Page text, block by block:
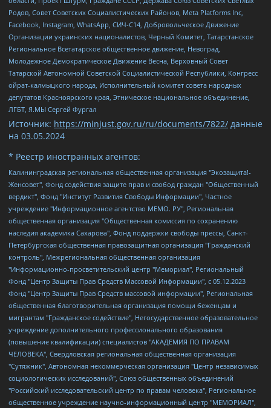
Родов, Совет Советских Социалистических Районов, Meta Platforms Inc,
Facebook, Instagram, WhatsApp, СИЧ-С14, Добровольческое Движение
Организации украинских националистов, Черный Комитет, Татарстанское
Региональное Всетатарское общественное движение, Невоград,
Молодежное Демократическое Движение Весна, Верховный Совет
Татарской Автономной Советской Социалистической Республики, Конгресс
ойрат-калмыцкого народа, Исполнительный комитет совета народных
депутатов Красноярского края, Этническое национальное объединение,
ЛГБТ, Я.МЫ Сергей Фургал
Источник: https://minjust.gov.ru/ru/documents/7822/ данные
на 03.05.2024
* Реестр иностранных агентов:
Калининградская региональная общественная организация "Экозащита!-Женсовет", Фонд содействия защите прав и свобод граждан "Общественный вердикт", Фонд "Институт Развития Свободы Информации", Частное учреждение "Информационное агентство МЕМО. РУ", Региональная общественная организация "Общественная комиссия по сохранению наследия академика Сахарова", Фонд поддержки свободы прессы, Санкт-Петербургская общественная правозащитная организация "Гражданский контроль", Межрегиональная общественная организация "Информационно-просветительский центр "Мемориал", Региональный Фонд "Центр Защиты Прав Средств Массовой Информации", с 05.12.2023 Фонд "Центр Защиты Прав Средств массовой информации", Региональная общественная благотворительная организация помощи беженцам и мигрантам "Гражданское содействие", Негосударственное образовательное учреждение дополнительного профессионального образования (повышение квалификации) специалистов "АКАДЕМИЯ ПО ПРАВАМ ЧЕЛОВЕКА", Свердловская региональная общественная организация "Сутяжник", Автономная некоммерческая организация "Центр независимых социологических исследований", Союз общественных объединений "Российский исследовательский центр по правам человека", Региональное общественное учреждение научно-информационный центр "МЕМОРИАЛ", Некоммерческая организация "Фонд защиты гласности", Автономная некоммерческая организация "Институт прав человека", Городская общественная организация "Екатеринбургское общество "МЕМОРИАЛ", Городская общественная организация "Рязанское историко-просветительское и правозащитное общество "Мемориал" (Рязанский Мемориал), Челябинский региональный орган общественной самодеятельности – женское общественное объединение "Женщины Евразии", Челябинский региональный орган общественной самодеятельности "Уральская правозащитная группа", Фонд содействия защите здоровья и социальной справедливости имени Андрея Рылькова, Автономная Некоммерческая Организация "Аналитический Центр Юрия Левады", Автономная некоммерческая организация социальной поддержки населения "Проект Апрель", Региональная общественная организация помощи женщинам и детям, находящимся в кризисной ситуации "Информационно-методический центр "Анна", Фонд содействия развитию массовых коммуникаций и правовому просвещению "Так-так-Так", Фонд содействия устойчивому развитию "Серебряная тайга", Свердловский региональный общественный фонд социальных проектов "Новое время", "Idel.Реалии", Кавказ.Реалии, Крым.Реалии, Телеканал Настоящее Время, Татаро-башкирская служба Радио Свобода (Azatliq Radiosi), Радио Свободная Европа/Радио Свобода (PCE/PC), "Сибирь.Реалии", "Фактограф", Благотворительный фонд помощи осужденным и их семьям, Автономная некоммерческая организация "Институт глобализации и социальных движений", Фонд "В защиту прав заключенных", Частное учреждение "Центр поддержки и содействия развитию средств массовой информации", Пензенский региональный общественный благотворительный фонд "Гражданский союз", "Север.Реалии", Некоммерческая организация Фонд "Правовая инициатива", Общество с ограниченной ответственностью "Радио Свободная Европа/Радио Свобода", Чешское информационное агентство "MEDIUM-ORIENT", Красноярская региональная общественная организация "Мы против СПИДа", Камалягин Денис Николаевич, Маркелов Сергей Евгеньевич, Пономарев Лев Александрович, Савицкая Людмила Алексеевна, Автономная некоммерческая организация "Центр по работе с проблемой насилия "НАСИЛИЮ.НЕТ", Межрегиональный профессиональный союз работников здравоохранения "Альянс врачей", Юридическое лицо, зарегистрированное в Латвийской Республике, SIA "Medusa Project" (регистрационный номер 40103797863, дата регистрации 10.06.2014), Некоммерческая организация "Фонд по борьбе с коррупцией", Автономная некоммерческая организация "Институт права и публичной политики", Баданин Роман Сергеевич, Гликин Максим Александрович, Железнова Мария Михайловна, Лукьянова Юлия Сергеевна, Маетная Елизавета Витальевна, Маняхин Петр Борисович, Чуракова Ольга Владимировна, Ярош Юлия Петровна, Юридическое лицо "The Insider SIA", зарегистрированное в Риге, Латвийская Республика (дата регистрации 26.06.2015), являющееся администратором доменного имени интернет-издания "The Insider SIA", https://theins.ru, Постернак Алексей Евгеньевич, Рубин Михаил Аркадьевич, Анин Роман Александрович, Юридическое лицо Istories fonds, зарегистрированное в Латвийской Республике (регистрационный номер 50008295751, дата регистрации 24.02.2020), Великовский Дмитрий Александрович, Долинина Ирина Николаевна, Мароховская Алеся Алексеевна, Шлейнов Роман Юрьевич, Шмагун Олеся Валентиновна, Общество с ограниченной ответственностью "Альтаир 2021", Общество с ограниченной ответственностью "Вега 2021", Общество с ограниченной ответственностью "Главный редактор 2021", Общество с ограниченной ответственностью "Ромашки монолит", Важенков Артем Валерьевич, Ивановская областная общественная организация "Центр гендерных исследований", Гурман Юрий Альбертович, Медиапроект "ОВД-Инфо", Егоров Владимир Владимирович, Жилинский Владимир Александрович, Общество с ограниченной ответственностью "ЗП", Иванова София Юрьевна, Карезина Инна Павловна, Кильтау Екатерина Викторовна, Петров Алексей Викторович, Пискунов Сергей Евгеньевич, Смирнов Сергей Сергеевич, Тихонов Михаил Сергеевич, Общество с ограниченной ответственностью "ЖУРНАЛИСТ-ИНОСТРАННЫЙ АГЕНТ", Арапова Галина Юрьевна, Вольтская Татьяна Анатольевна, Американская компания "Mason G.E.S. Anonymous Foundation" (США), являющаяся владельцем интернет-издания https://mnews.world/, Компания "Stichting Bellingcat", зарегистрированная в Нидерландах (дата регистрации 11.07.2018), Захаров Андрей Вячеславович, Клепиковская Екатерина Дмитриевна, Общество с ограниченной ответственностью "МЕМО", Перл Роман Александрович, Симонов Евгений Алексеевич, Соловьева Елена Анатольевна, Сотников Даниил Владимирович, Сурначева Елизавета Дмитриевна, Автономная некоммерческая организация по защите прав человека и информированию населения "Якутия – Наше Мнение", Общество с ограниченной ответственностью "Москоу диджитал медиа", с 26.01.2023 Общество с ограниченной ответственностью "Чайка Белые сады", Ветошкина Валерия Валерьевна, Заговора Максим Александрович, Межрегиональное общественное движение "Российская ЛГБТ - сеть", Оленичев Максим Владимирович, Павлов Иван Юрьевич, Скворцова Елена Сергеевна, Общество с ограниченной ответственностью "Как бы инагент", Кочетков Игорь Викторович, Общество с ограниченной ответственностью "Честные выборы", Еланчик Олег Александрович, Общество с ограниченной ответственностью "Нобелевский призыв", Гималова Регина Эмилевна, Григорьев Андрей Валерьевич, Григорьева Алина Александровна, Ассоциация по содействию защите прав призывников, альтернативнослужащих и военнослужащих "Правозащитная группа "Гражданин.Армия.Право", Хисамова Регина Фаритовна, Автономная некоммерческая организация по реализации социально-правовых программ "Лилит", Дальневосточное общественное движение "Маяк", Санкт-Петербургская ЛГБТ-инициативная группа "Выход", Инициативная группа ЛГБТ+ "Реверс", Алексеев Андрей Викторович, Бекбулатова Таисия Львовна, Беляев Иван Михайлович, Владыкина Елена Сергеевна, Гельман Марат Александрович, Никульшина Вероника Юрьевна, Толоконникова Надежда Андреевна, Шендерович Виктор Анатольевич, Общество с ограниченной ответственностью "Данное сообщение", Общество с ограниченной ответственностью Издательский дом "Новая глава", Айнбиндер Александра Александровна, Московский комьюнити-центр для ЛГБТ+инициатив, Благотворительный фонд развития филантропии, Deutsche Welle (Германия, Kurt-Schumacher-Strasse 3, 53113 Bonn), Борзунова Мария Михайловна, Воробьев Виктор Викторович, Голубева Анна Львовна, Константинова Алла Михайловна, Малкова Ирина Владимировна, Мурадов Мурад Абдулгалимович, Осетинская Елизавета Николаевна, Понасенков Евгений Николаевич, Ганапольский Матвей Юрьевич, Киселев Евгений Алексеевич, Борухович Ирина Григорьевна, Дремин Иван Тимофеевич, Дубровский Дмитрий Викторович, Красноярская региональная общественная организация поддержки и развития альтернативных образовательных технологий и межкультурных коммуникаций "ИНТЕРРА", Маяковская Екатерина Алексеевна, Фейгин Марк Захарович, Филимонов Андрей Викторович, Дзугкоева Регина Николаевна, Доброхотов Роман Александрович, Дудь Юрий Александрович, Елкин Сергей Владимирович, Кругликов Кирилл Игоревич, Сабунаева Мария Леонидовна, Семенов Алексей Владимирович, Шаинян Карен Багратович, Шульман Екатерина Михайловна, Асафьев Артур Валерьевич, Вахштайн Виктор Семенович, Венедиктов Алексей Алексеевич, Лушникова Екатерина Евгеньевна, Волков Леонид Михайлович, Невзоров Александр Глебович, Пархоменко Сергей Борисович, Сироткин Ярослав Николаевич, Кара-Мурза Владимир Владимирович, Баранова Наталья Владимировна, Гозман Леонид Яковлевич, Кагарлицкий Борис Юльевич, Климарев Михаил Валерьевич, Милов Владимир Станиславович, Автономная некоммерческая организация Краснодарский центр современного искусства "Типография", Моргенштерн Алишер Тагирович, Соболь Любовь Эдуардовна, Общество с ограниченной ответственностью "ЛИЗА НОРМ", Каспаров Гарри Кимович, Ходорковский Михаил Борисович, Общество с ограниченной ответственностью "Апрельские тезисы", Данилович Ирина Брониславовна, Кашин Олег Владимирович, Петров Николай Владимирович, Пивоваров Алексей Владимирович, Соколов Михаил Владимирович, Цветкова Юлия Владимировна, Чичваркин Евгений Александрович, Комитет против пыток/Команда против пыток, Общество с ограниченной ответственностью "Первый научный", Общество с ограниченной ответственностью "Вертолет и ко", Белоцерковская Вероника Борисовна, Кац Максим Евгеньевич, Лазарева Татьяна Юрьевна, Шаведдинов Руслан Табризович, Яшин Илья Валерьевич, Общество с ограниченной ответственностью "Иноагент ААВ", Алешковский Дмитрий Петрович, Альбац Евгения Марковна, Быков Дмитрий Львович, Галямина Юлия Евгеньевна, Лойко Сергей Леонидович, Мартынов Кирилл Константинович, Медведев Сергей Александрович, Крашенинников Федор Геннадиевич, Гордеева Катерина Вл